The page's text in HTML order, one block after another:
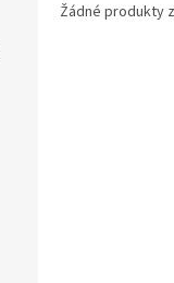
Žádné produkty